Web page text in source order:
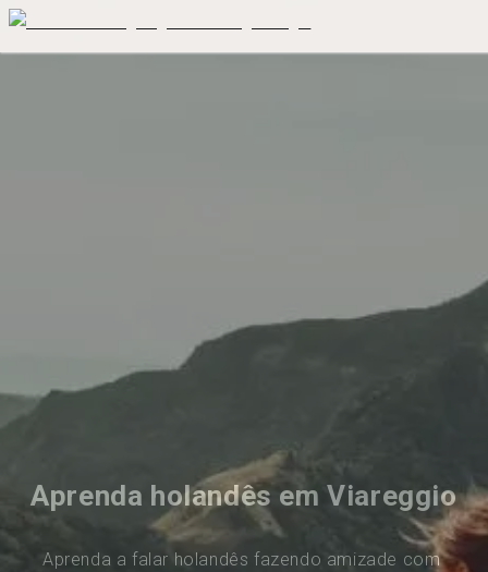
Aprenda holandês em Viareggio
Aprenda a falar holandês fazendo amizade com